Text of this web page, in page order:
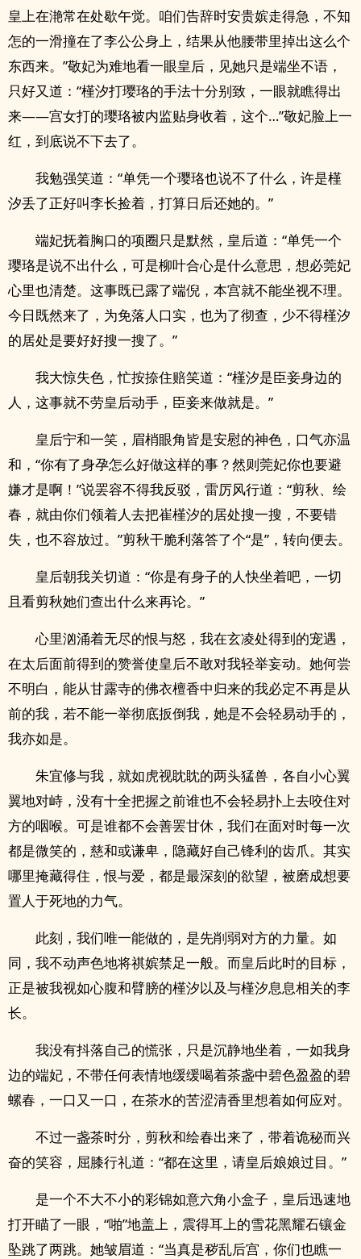
皇上在滟常在处歇午觉。咱们告辞时安贵嫔走得急，不知
怎的一滑撞在了李公公身上，结果从他腰带里掉出这么个
东西来。”敬妃为难地看一眼皇后，见她只是端坐不语，
只好又道：“槿汐打璎珞的手法十分别致，一眼就瞧得出
来——宫女打的璎珞被内监贴身收着，这个…”敬妃脸上一
红，到底说不下去了。
我勉强笑道：“单凭一个璎珞也说不了什么，许是槿
汐丢了正好叫李长捡着，打算日后还她的。”
端妃抚着胸口的项圈只是默然，皇后道：“单凭一个
璎珞是说不出什么，可是柳叶合心是什么意思，想必莞妃
心里也清楚。这事既已露了端倪，本宫就不能坐视不理。
今日既然来了，为免落人口实，也为了彻查，少不得槿汐
的居处是要好好搜一搜了。”
我大惊失色，忙按捺住赔笑道：“槿汐是臣妾身边的
人，这事就不劳皇后动手，臣妾来做就是。”
皇后宁和一笑，眉梢眼角皆是安慰的神色，口气亦温
和，“你有了身孕怎么好做这样的事？然则莞妃你也要避
嫌才是啊！”说罢容不得我反驳，雷厉风行道：“剪秋、绘
春，就由你们领着人去把崔槿汐的居处搜一搜，不要错
失，也不容放过。”剪秋干脆利落答了个“是”，转向便去。
皇后朝我关切道：“你是有身子的人快坐着吧，一切
且看剪秋她们查出什么来再论。”
心里汹涌着无尽的恨与怒，我在玄凌处得到的宠遇，
在太后面前得到的赞誉使皇后不敢对我轻举妄动。她何尝
不明白，能从甘露寺的佛衣檀香中归来的我必定不再是从
前的我，若不能一举彻底扳倒我，她是不会轻易动手的，
我亦如是。
朱宜修与我，就如虎视眈眈的两头猛兽，各自小心翼
翼地对峙，没有十全把握之前谁也不会轻易扑上去咬住对
方的咽喉。可是谁都不会善罢甘休，我们在面对时每一次
都是微笑的，慈和或谦卑，隐藏好自己锋利的齿爪。其实
哪里掩藏得住，恨与爱，都是最深刻的欲望，被磨成想要
置人于死地的力气。
此刻，我们唯一能做的，是先削弱对方的力量。如
同，我不动声色地将祺嫔禁足一般。而皇后此时的目标，
正是被我视如心腹和臂膀的槿汐以及与槿汐息息相关的李
长。
我没有抖落自己的慌张，只是沉静地坐着，一如我身
边的端妃，不带任何表情地缓缓喝着茶盏中碧色盈盈的碧
螺春，一口又一口，在茶水的苦涩清香里想着如何应对。
不过一盏茶时分，剪秋和绘春出来了，带着诡秘而兴
奋的笑容，屈膝行礼道：“都在这里，请皇后娘娘过目。”
是一个不大不小的彩锦如意六角小盒子，皇后迅速地
打开瞄了一眼，“啪”地盖上，震得耳上的雪花黑耀石镶金
坠跳了两跳。她皱眉道：“当真是秽乱后宫，你们也瞧一